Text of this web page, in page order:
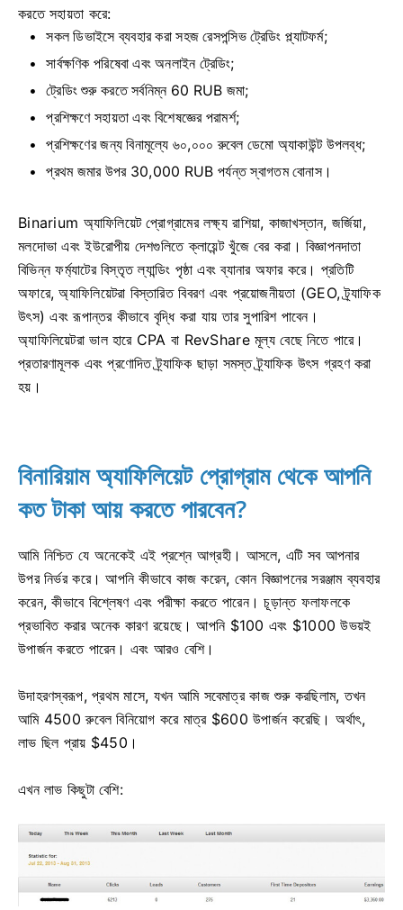
করতে সহায়তা করে:
সকল ডিভাইসে ব্যবহার করা সহজ রেসপন্সিভ ট্রেডিং প্ল্যাটফর্ম;
সার্বক্ষণিক পরিষেবা এবং অনলাইন ট্রেডিং;
ট্রেডিং শুরু করতে সর্বনিম্ন 60 RUB জমা;
প্রশিক্ষণে সহায়তা এবং বিশেষজ্ঞের পরামর্শ;
প্রশিক্ষণের জন্য বিনামূল্যে ৬০,০০০ রুবেল ডেমো অ্যাকাউন্ট উপলব্ধ;
প্রথম জমার উপর 30,000 RUB পর্যন্ত স্বাগতম বোনাস।
Binarium অ্যাফিলিয়েট প্রোগ্রামের লক্ষ্য রাশিয়া, কাজাখস্তান, জর্জিয়া,
মলদোভা এবং ইউরোপীয় দেশগুলিতে ক্লায়েন্ট খুঁজে বের করা। বিজ্ঞাপনদাতা
বিভিন্ন ফর্ম্যাটের বিস্তৃত ল্যান্ডিং পৃষ্ঠা এবং ব্যানার অফার করে। প্রতিটি
অফারে, অ্যাফিলিয়েটরা বিস্তারিত বিবরণ এবং প্রয়োজনীয়তা (GEO, ট্র্যাফিক
উৎস) এবং রূপান্তর কীভাবে বৃদ্ধি করা যায় তার সুপারিশ পাবেন।
অ্যাফিলিয়েটরা ভাল হারে CPA বা RevShare মূল্য বেছে নিতে পারে।
প্রতারণামূলক এবং প্রণোদিত ট্র্যাফিক ছাড়া সমস্ত ট্র্যাফিক উৎস গ্রহণ করা
হয়।
বিনারিয়াম অ্যাফিলিয়েট প্রোগ্রাম থেকে আপনি
কত টাকা আয় করতে পারবেন?
আমি নিশ্চিত যে অনেকেই এই প্রশ্নে আগ্রহী। আসলে, এটি সব আপনার
উপর নির্ভর করে। আপনি কীভাবে কাজ করেন, কোন বিজ্ঞাপনের সরঞ্জাম ব্যবহার
করেন, কীভাবে বিশ্লেষণ এবং পরীক্ষা করতে পারেন। চূড়ান্ত ফলাফলকে
প্রভাবিত করার অনেক কারণ রয়েছে। আপনি $100 এবং $1000 উভয়ই
উপার্জন করতে পারেন। এবং আরও বেশি।
উদাহরণস্বরূপ, প্রথম মাসে, যখন আমি সবেমাত্র কাজ শুরু করছিলাম, তখন
আমি 4500 রুবেল বিনিয়োগ করে মাত্র $600 উপার্জন করেছি। অর্থাৎ,
লাভ ছিল প্রায় $450।
এখন লাভ কিছুটা বেশি: